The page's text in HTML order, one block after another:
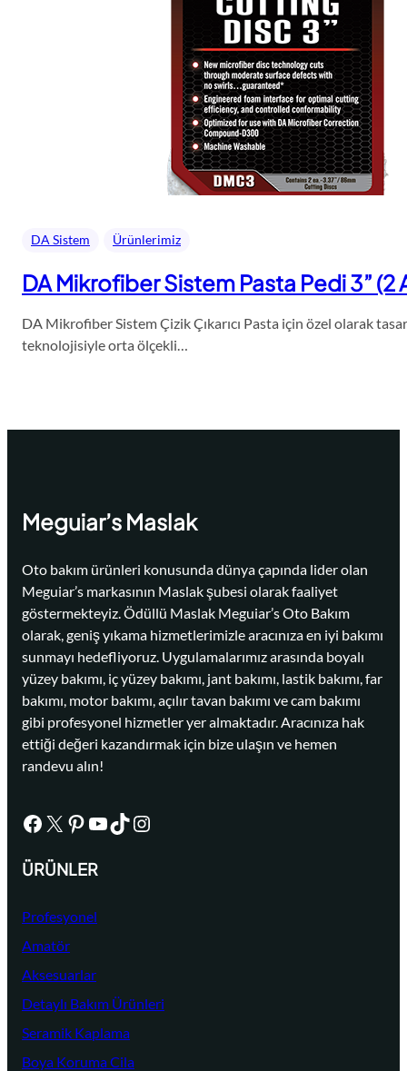
DA Sistem Ürünlerimiz
DA Mikrofiber Sistem Pasta Pedi 3” (2
DA Mikrofiber Sistem Çizik Çıkarıcı Pasta için özel olarak
teknolojisiyle orta ölçekli…
Meguiar’s Maslak
Oto bakım ürünleri konusunda dünya çapında lider olan
Meguiar’s markasının Maslak şubesi olarak faaliyet
göstermekteyiz. Ödüllü Maslak Meguiar’s Oto Bakım
olarak, geniş yıkama hizmetlerimizle aracınıza en iyi bakımı
sunmayı hedefliyoruz. Uygulamalarımız arasında boyalı
yüzey bakımı, iç yüzey bakımı, jant bakımı, lastik bakımı, far
bakımı, motor bakımı, açılır tavan bakımı ve cam bakımı
gibi profesyonel hizmetler yer almaktadır. Aracınıza hak
ettiği değeri kazandırmak için bize ulaşın ve hemen
randevu alın!
Facebook X Pinterest YouTube TikTok Instagram
ÜRÜNLER
Profesyonel
Amatör
Aksesuarlar
Detaylı Bakım Ürünleri
Seramik Kaplama
Boya Koruma Cila